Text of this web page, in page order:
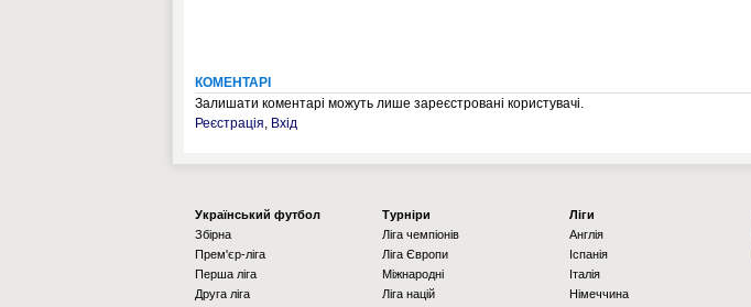
КОМЕНТАРІ
Залишати коментарі можуть лише зареєстровані користувачі.
Реєстрація, Вхід
Українcький футбол
Збірна
Прем'єр-ліга
Перша ліга
Друга ліга
Турніри
Ліга чемпіонів
Ліга Європи
Міжнародні
Ліга націй
Ліги
Англія
Іспанія
Італія
Німеччина